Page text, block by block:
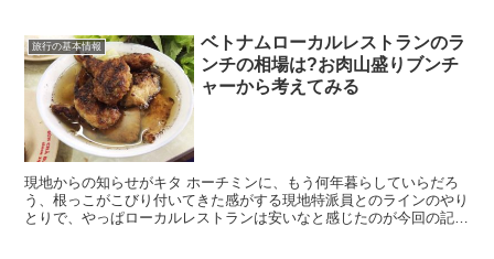
旅行の基本情報
ベトナムローカルレストランのラ
ンチの相場は?お肉山盛りブンチ
ャーから考えてみる
現地からの知らせがキタ ホーチミンに、もう何年暮らしていらだろ
う、根っこがこびり付いてきた感がする現地特派員とのラインのやり
とりで、やっぱローカルレストランは安いなと感じたのが今回の記